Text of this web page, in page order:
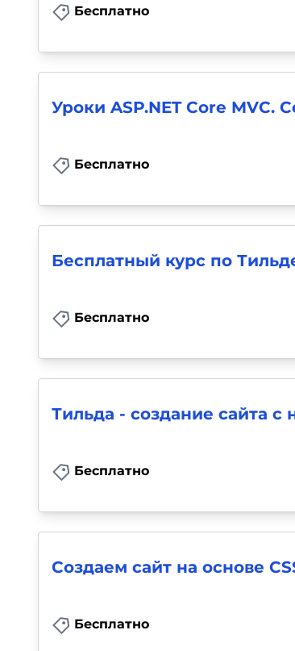
Бесплатно
Уроки ASP.NET Core MVC.
Бесплатно
Бесплатный курс по
Бесплатно
Тильда - создание сайта с
Бесплатно
Создаем сайт на основе
Бесплатно